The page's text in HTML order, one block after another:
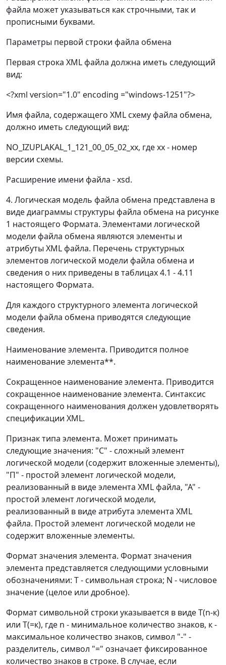
файла может указываться как строчными, так и
прописными буквами.
Параметры первой строки файла обмена
Первая строка XML файла должна иметь следующий
вид:
<?xml version="1.0" encoding ="windows-1251"?>
Имя файла, содержащего XML схему файла обмена,
должно иметь следующий вид:
NO_IZUPLAKAL_1_121_00_05_02_xx, где хх - номер
версии схемы.
Расширение имени файла - xsd.
4. Логическая модель файла обмена представлена в
виде диаграммы структуры файла обмена на рисунке
1 настоящего Формата. Элементами логической
модели файла обмена являются элементы и
атрибуты XML файла. Перечень структурных
элементов логической модели файла обмена и
сведения о них приведены в таблицах 4.1 - 4.11
настоящего Формата.
Для каждого структурного элемента логической
модели файла обмена приводятся следующие
сведения.
Наименование элемента. Приводится полное
наименование элемента**.
Сокращенное наименование элемента. Приводится
сокращенное наименование элемента. Синтаксис
сокращенного наименования должен удовлетворять
спецификации XML.
Признак типа элемента. Может принимать
следующие значения: "С" - сложный элемент
логической модели (содержит вложенные элементы),
"П" - простой элемент логической модели,
реализованный в виде элемента XML файла, "А" -
простой элемент логической модели,
реализованный в виде атрибута элемента XML
файла. Простой элемент логической модели не
содержит вложенные элементы.
Формат значения элемента. Формат значения
элемента представляется следующими условными
обозначениями: Т - символьная строка; N - числовое
значение (целое или дробное).
Формат символьной строки указывается в виде Т(n-к)
или Т(=к), где n - минимальное количество знаков, к -
максимальное количество знаков, символ "-" -
разделитель, символ "=" означает фиксированное
количество знаков в строке. В случае, если